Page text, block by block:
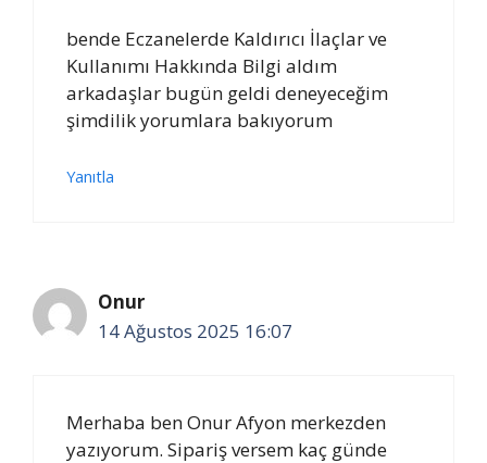
bende Eczanelerde Kaldırıcı İlaçlar ve
Kullanımı Hakkında Bilgi aldım
arkadaşlar bugün geldi deneyeceğim
şimdilik yorumlara bakıyorum
Yanıtla
Onur
14 Ağustos 2025 16:07
Merhaba ben Onur Afyon merkezden
yazıyorum. Sipariş versem kaç günde